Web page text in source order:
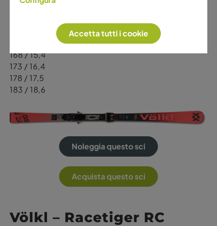
con massima precisione e controllo.
Lunghezze / Raggio
168 / 15,4
173 / 16,4
178 / 17,5
183 / 18,6
Noleggia questo sci
Acquista questo sci
Völkl – Racetiger RC
Accetta tutti i cookie